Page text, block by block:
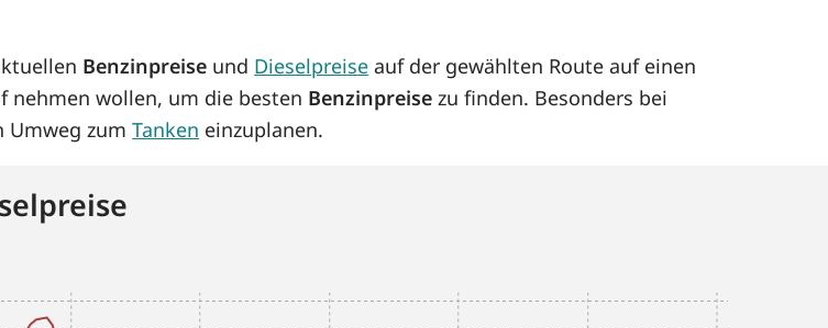
Benzinpreise und Dieselpreise auf der gewählten Route auf einen
nehmen wollen, um die besten Benzinpreise zu finden. Besonders bei
Umweg zumTanken einzuplanen.